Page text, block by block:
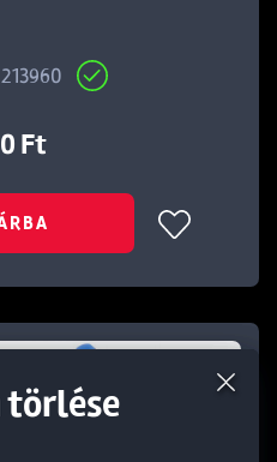
Ft
a kosárból
törlése
törlése